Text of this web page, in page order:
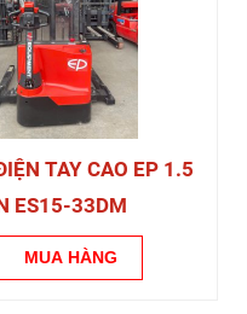
TAY CAO EP 1.5
ES15-33DM